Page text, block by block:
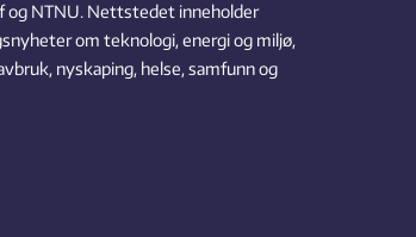
og NTNU. Nettstedet inneholder
om teknologi, energi og miljø,
nyskaping, helse, samfunn og